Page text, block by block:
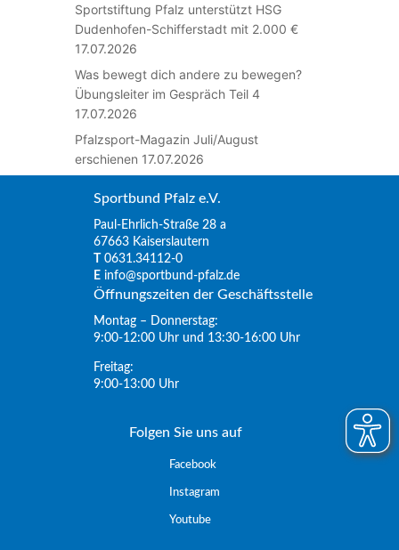
Sportstiftung Pfalz unterstützt HSG
Dudenhofen-Schifferstadt mit 2.000 €
17.07.2026
Was bewegt dich andere zu bewegen?
Übungsleiter im Gespräch Teil 4
17.07.2026
Pfalzsport-Magazin Juli/August
erschienen 17.07.2026
Sportbund Pfalz e.V.
Paul-Ehrlich-Straße 28 a
67663 Kaiserslautern
T0631.34112-0
E info@sportbund-pfalz.de
Öffnungszeiten der Geschäftsstelle
Montag – Donnerstag:
9:00-12:00 Uhr und 13:30-16:00 Uhr
Freitag:
9:00-13:00 Uhr
Folgen Sie uns auf
Facebook
Instagram
Youtube